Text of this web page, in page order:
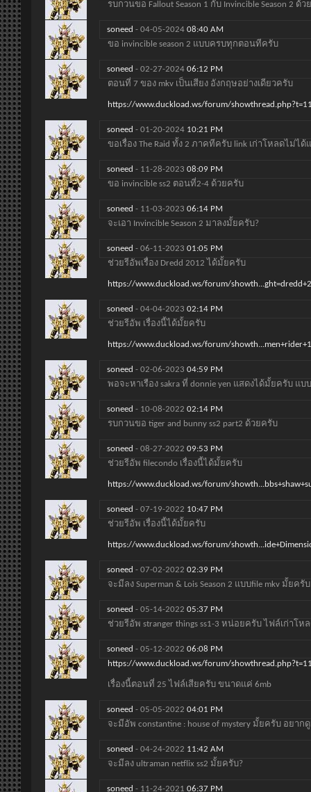
รบกวนขอ Fallout Season 1 กับ Invincible Season 2 ด้ว
soneed - 04-05-2024 08:40 AM
ขอ invincible season 2 แบบครบทุกตอนทีครับ
soneed - 02-27-2024 06:12 PM
ตอนที่ 7 ของ mkv เป็นเสียง อังกฤษอย่างเดียวครับ
https://www.duckload.ws/forum/
soneed - 01-20-2024 10:21 PM
ขอเรื่อง The Raid ทั้ง 2 ภาคทีครับ link เก่าโหลดไม่ได้
soneed - 11-28-2023 08:09 PM
ขอ invincible ss2 ตอนที่2-4 ด้วยครับ
soneed - 11-03-2023 06:14 PM
จะเอา Invincible Season 2 มาลงมั้ยครับ?
soneed - 06-11-2023 01:05 PM
ช่วยรีอัพเรื่อง Dredd 2012 ได้มั้ยครับ
https://www.duckload.ws/forum/
soneed - 04-04-2023 02:14 PM
ช่วยรีอัพ เรื่องนี้ได้มั้ยครับ
https://www.duckload.ws/forum/
soneed - 02-06-2023 04:59 PM
พอจะหาเรือง sakra ที่ donnie yen แสดงได้มั้ยครับ
soneed - 10-08-2022 02:14 PM
รบกวนขอ tiger and bunny ss2 part2 ด้วยครับ
soneed - 08-27-2022 09:53 PM
ช่วยรีอัพ filecondo เรื่องนี้ได้มั้ยครับ
https://www.duckload.ws/forum/
soneed - 07-19-2022 10:47 PM
ช่วยรีอัพ เรื่องนี้ได้มั้ยครับ
https://www.duckload.ws/forum/
soneed - 07-02-2022 02:39 PM
จะมีลง Superman & Lois Season 2 แบบfile mkv มั้ยครับ
soneed - 05-14-2022 05:37 PM
ช่วยรีอัพ stranger things ss1-3 หน่อยครับ ไฟล์เก่าโห
soneed - 05-12-2022 06:08 PM
https://www.duckload.ws/forum/
เรื่องนี้ตอนที่ 25 ไฟล์เสียครับ ขนาดแค่ 6mb
soneed - 05-05-2022 04:01 PM
จะมีอัพ constantine : house of mystery มั้ยครับ อยาก
soneed - 04-24-2022 11:42 AM
จะมีลง ultraman netflix ss2 มั้ยครับ?
soneed - 11-24-2021 06:37 PM